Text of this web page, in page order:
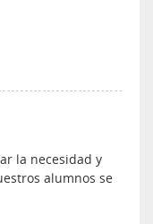
la necesidad y
alumnos se